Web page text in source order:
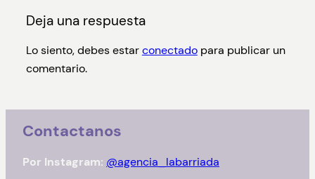
Deja una respuesta
Lo siento, debes estarconectadopara publicar un
comentario.
Contactanos
Por Instagram: @agencia_labarriada